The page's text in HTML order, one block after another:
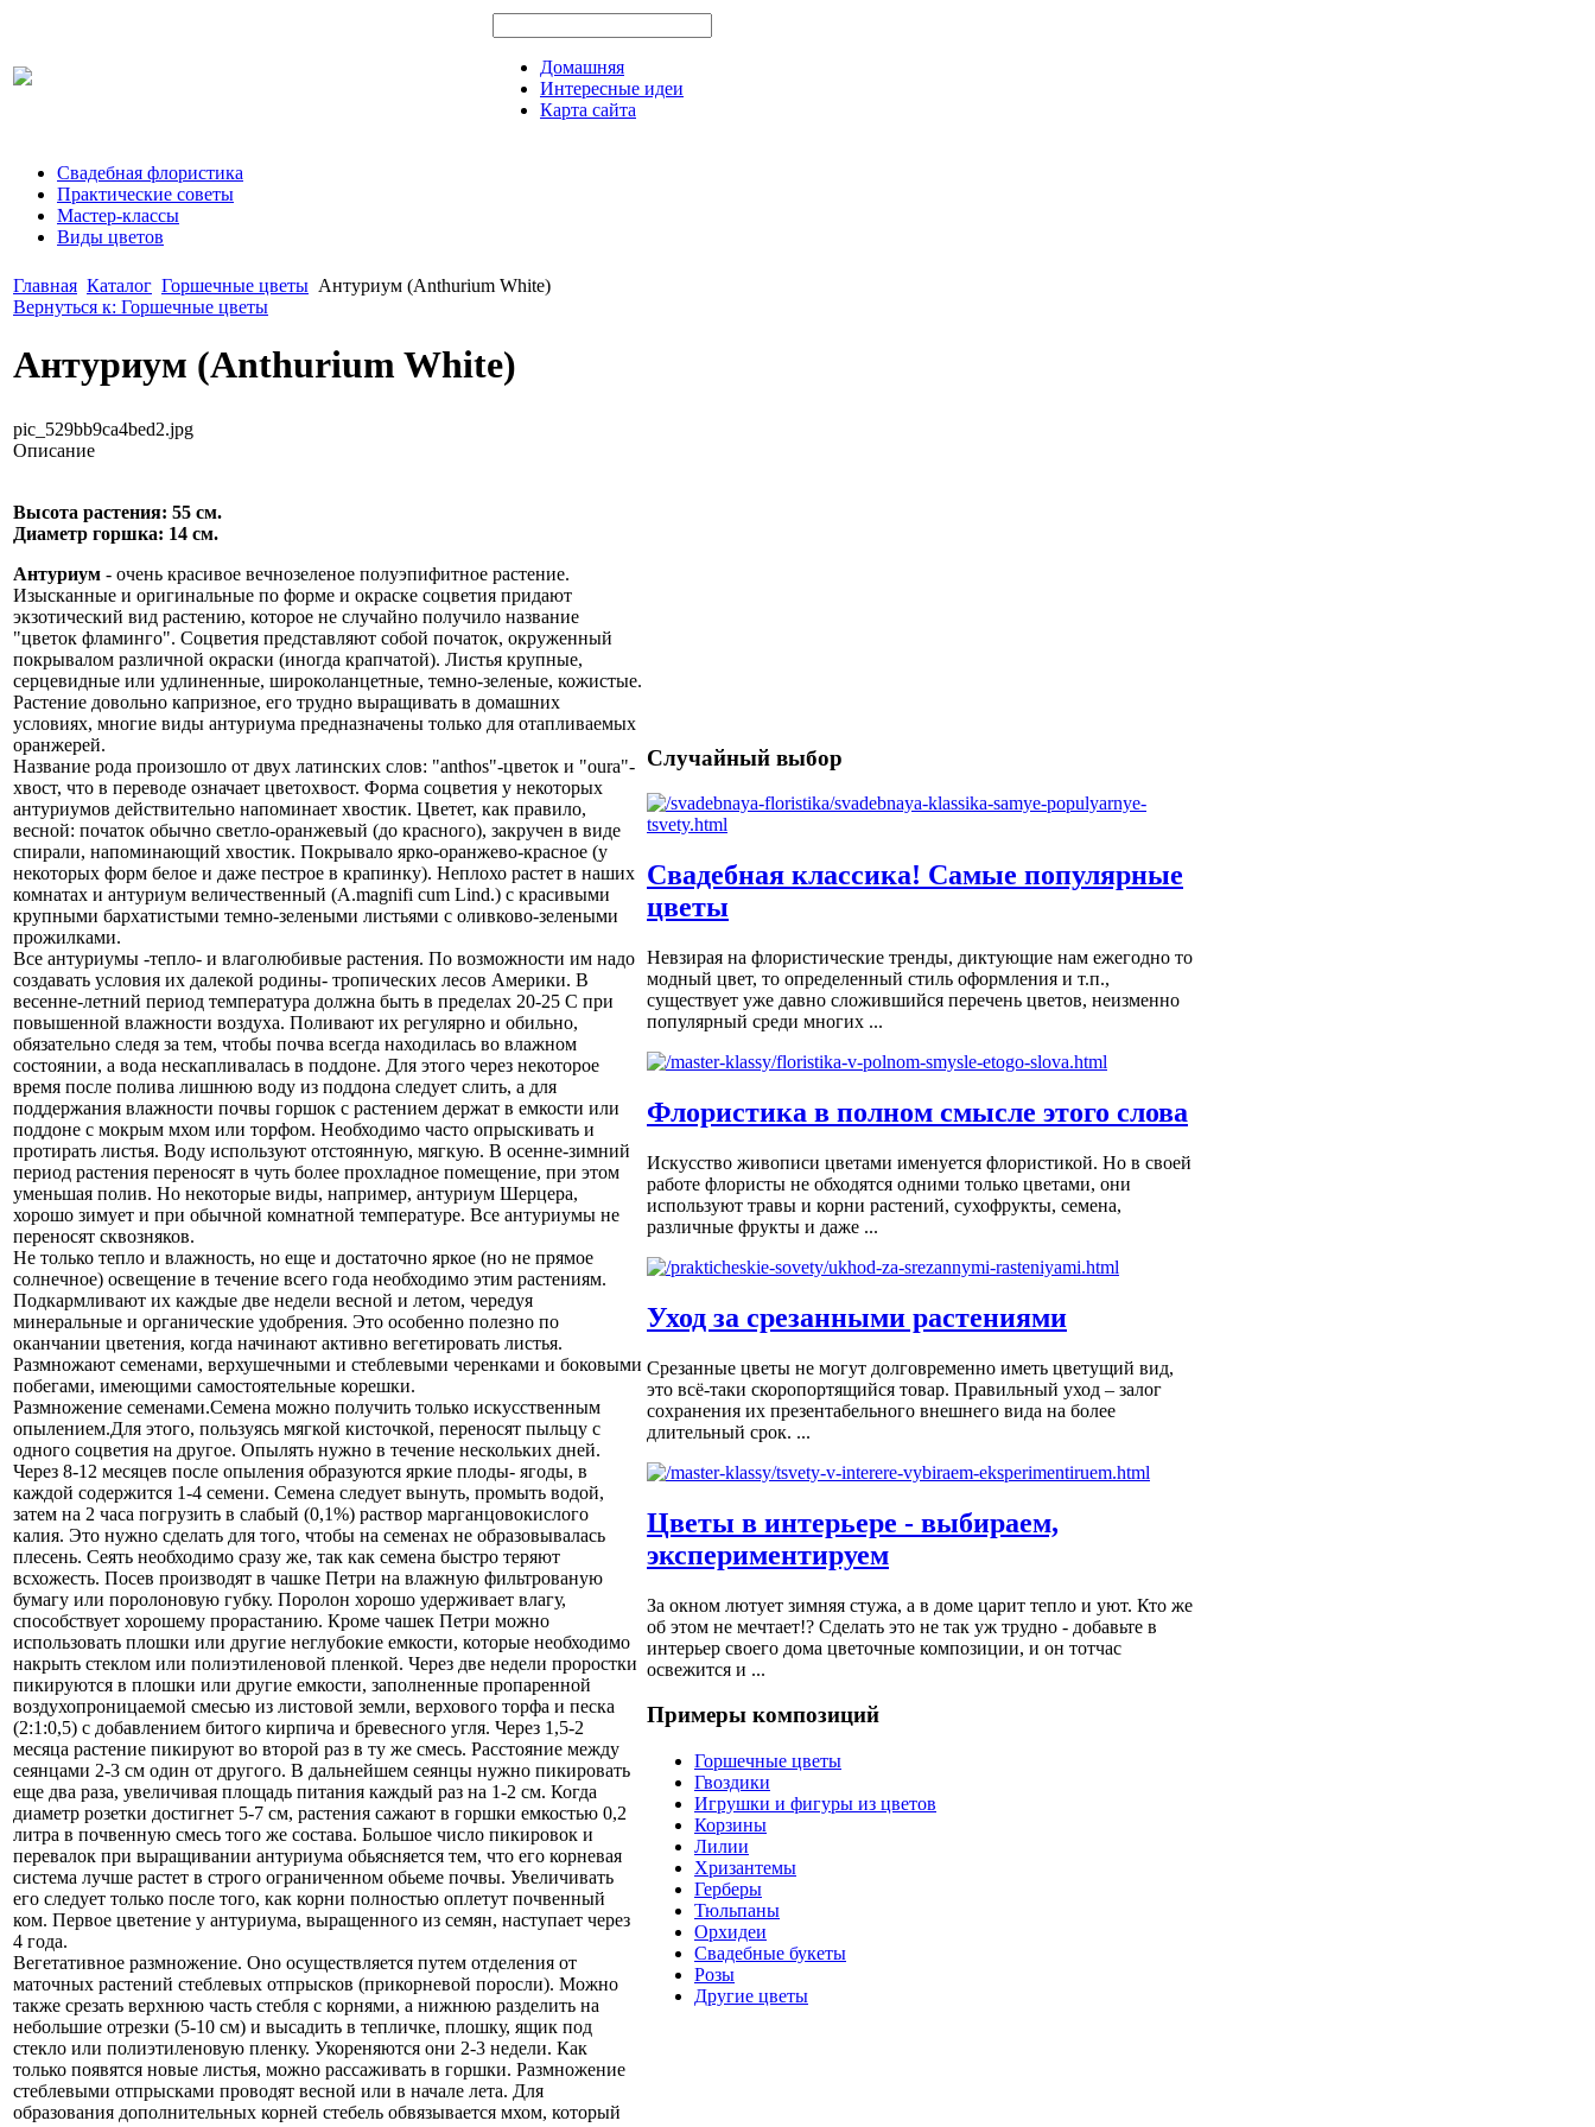
Домашняя
Интересные идеи
Карта сайта
Свадебная флористика
Практические советы
Мастер-классы
Виды цветов
Главная Каталог Горшечные цветы Антуриум (Anthurium White)
Вернуться к: Горшечные цветы
Антуриум (Anthurium White)
pic_529bb9ca4bed2.jpg
Описание
Высота растения: 55 см.
Диаметр горшка: 14 см.
Антуриум - очень красивое вечнозеленое полуэпифитное растение.
Изысканные и оригинальные по форме и окраске соцветия придают
экзотический вид растению, которое не случайно получило название
"цветок фламинго". Соцветия представляют собой початок, окруженный
покрывалом различной окраски (иногда крапчатой). Листья крупные,
серцевидные или удлиненные, широколанцетные, темно-зеленые, кожистые.
Растение довольно капризное, его трудно выращивать в домашних
условиях, многие виды антуриума предназначены только для отапливаемых
оранжерей.
Название рода произошло от двух латинских слов: "anthos"-цветок и "oura"-
хвост, что в переводе означает цветохвост. Форма соцветия у некоторых
антуриумов действительно напоминает хвостик. Цветет, как правило,
весной: початок обычно светло-оранжевый (до красного), закручен в виде
спирали, напоминающий хвостик. Покрывало ярко-оранжево-красное (у
некоторых форм белое и даже пестрое в крапинку). Неплохо растет в наших
комнатах и антуриум величественный (A.magnifi cum Lind.) с красивыми
крупными бархатистыми темно-зелеными листьями с оливково-зелеными
прожилками.
Все антуриумы -тепло- и влаголюбивые растения. По возможности им надо
создавать условия их далекой родины- тропических лесов Америки. В
весенне-летний период температура должна быть в пределах 20-25 С при
повышенной влажности воздуха. Поливают их регулярно и обильно,
обязательно следя за тем, чтобы почва всегда находилась во влажном
состоянии, а вода нескапливалась в поддоне. Для этого через некоторое
время после полива лишнюю воду из поддона следует слить, а для
поддержания влажности почвы горшок с растением держат в емкости или
поддоне с мокрым мхом или торфом. Необходимо часто опрыскивать и
протирать листья. Воду используют отстоянную, мягкую. В осенне-зимний
период растения переносят в чуть более прохладное помещение, при этом
уменьшая полив. Но некоторые виды, например, антуриум Шерцера,
хорошо зимует и при обычной комнатной температуре. Все антуриумы не
переносят сквозняков.
Не только тепло и влажность, но еще и достаточно яркое (но не прямое
солнечное) освещение в течение всего года необходимо этим растениям.
Подкармливают их каждые две недели весной и летом, чередуя
минеральные и органические удобрения. Это особенно полезно по
оканчании цветения, когда начинают активно вегетировать листья.
Размножают семенами, верхушечными и стеблевыми черенками и боковыми
побегами, имеющими самостоятельные корешки.
Размножение семенами.Семена можно получить только искусственным
опылением.Для этого, пользуясь мягкой кисточкой, переносят пыльцу с
одного соцветия на другое. Опылять нужно в течение нескольких дней.
Через 8-12 месяцев после опыления образуются яркие плоды- ягоды, в
каждой содержится 1-4 семени. Семена следует вынуть, промыть водой,
затем на 2 часа погрузить в слабый (0,1%) раствор марганцовокислого
калия. Это нужно сделать для того, чтобы на семенах не образовывалась
плесень. Сеять необходимо сразу же, так как семена быстро теряют
всхожесть. Посев производят в чашке Петри на влажную фильтрованую
бумагу или поролоновую губку. Поролон хорошо удерживает влагу,
способствует хорошему прорастанию. Кроме чашек Петри можно
использовать плошки или другие неглубокие емкости, которые необходимо
накрыть стеклом или полиэтиленовой пленкой. Через две недели проростки
пикируются в плошки или другие емкости, заполненные пропаренной
воздухопроницаемой смесью из листовой земли, верхового торфа и песка
(2:1:0,5) с добавлением битого кирпича и бревесного угля. Через 1,5-2
месяца растение пикируют во второй раз в ту же смесь. Расстояние между
сеянцами 2-3 см один от другого. В дальнейшем сеянцы нужно пикировать
еще два раза, увеличивая площадь питания каждый раз на 1-2 см. Когда
диаметр розетки достигнет 5-7 см, растения сажают в горшки емкостью 0,2
литра в почвенную смесь того же состава. Большое число пикировок и
перевалок при выращивании антуриума обьясняется тем, что его корневая
система лучше растет в строго ограниченном обьеме почвы. Увеличивать
его следует только после того, как корни полностью оплетут почвенный
ком. Первое цветение у антуриума, выращенного из семян, наступает через
4 года.
Вегетативное размножение. Оно осуществляется путем отделения от
маточных растений стеблевых отпрысков (прикорневой поросли). Можно
также срезать верхнюю часть стебля с корнями, а нижнюю разделить на
небольшие отрезки (5-10 см) и высадить в тепличке, плошку, ящик под
стекло или полиэтиленовую пленку. Укореняются они 2-3 недели. Как
только появятся новые листья, можно рассаживать в горшки. Размножение
стеблевыми отпрысками проводят весной или в начале лета. Для
образования дополнительных корней стебель обвязывается мхом, который
Случайный выбор
Свадебная классика! Самые популярные
цветы
Невзирая на флористические тренды, диктующие нам ежегодно то
модный цвет, то определенный стиль оформления и т.п.,
существует уже давно сложившийся перечень цветов, неизменно
популярный среди многих ...
Флористика в полном смысле этого слова
Искусство живописи цветами именуется флористикой. Но в своей
работе флористы не обходятся одними только цветами, они
используют травы и корни растений, сухофрукты, семена,
различные фрукты и даже ...
Уход за срезанными растениями
Срезанные цветы не могут долговременно иметь цветущий вид,
это всё-таки скоропортящийся товар. Правильный уход – залог
сохранения их презентабельного внешнего вида на более
длительный срок. ...
Цветы в интерьере - выбираем,
экспериментируем
За окном лютует зимняя стужа, а в доме царит тепло и уют. Кто же
об этом не мечтает!? Сделать это не так уж трудно - добавьте в
интерьер своего дома цветочные композиции, и он тотчас
освежится и ...
Примеры композиций
Горшечные цветы
Гвоздики
Игрушки и фигуры из цветов
Корзины
Лилии
Хризантемы
Герберы
Тюльпаны
Орхидеи
Свадебные букеты
Розы
Другие цветы